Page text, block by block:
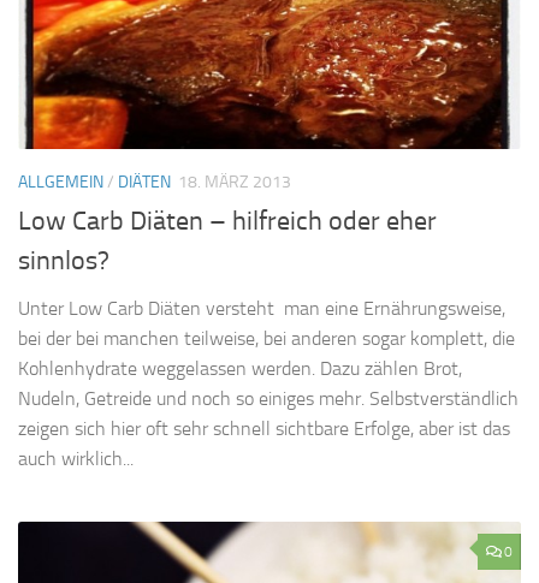
ALLGEMEIN/ DIÄTEN 18. MÄRZ 2013
Low Carb Diäten – hilfreich oder eher
sinnlos?
Unter Low Carb Diäten versteht man eine Ernährungsweise,
bei der bei manchen teilweise, bei anderen sogar komplett, die
Kohlenhydrate weggelassen werden. Dazu zählen Brot,
Nudeln, Getreide und noch so einiges mehr. Selbstverständlich
zeigen sich hier oft sehr schnell sichtbare Erfolge, aber ist das
auch wirklich...
0